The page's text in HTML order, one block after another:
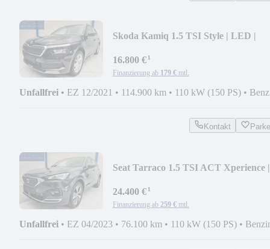
Skoda Kamiq 1.5 TSI Style | LED |
16.800 €¹
Finanzierung ab 179 € mtl.
Unfallfrei • EZ 12/2021 • 114.900 km • 110 kW (150 PS) •
Kontakt
Seat Tarraco 1.5 TSI ACT Xperience |
24.400 €¹
Finanzierung ab 259 € mtl.
Unfallfrei • EZ 04/2023 • 76.100 km • 110 kW (150 PS) •